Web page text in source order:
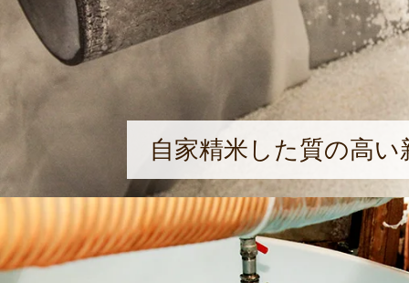
自家精米した質の高